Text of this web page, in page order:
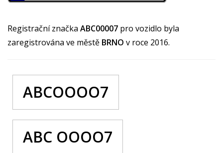
Registrační značka ABC00007 pro vozidlo byla
zaregistrována ve městě BRNO v roce 2016.
ABCOOOO7
ABC OOOO7